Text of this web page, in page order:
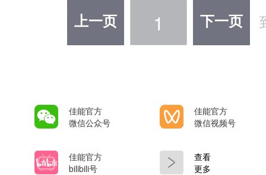
上一页 1 下一页
佳能官方
微信公众号
佳能官方
微信视频号
佳能官方
bilibili号
查看
更多